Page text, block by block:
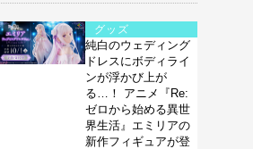
グッズ
純白のウェディング
ドレスにボディライ
ンが浮かび上が
る…！ アニメ『Re:
ゼロから始める異世
界生活』エミリアの
新作フィギュアが登